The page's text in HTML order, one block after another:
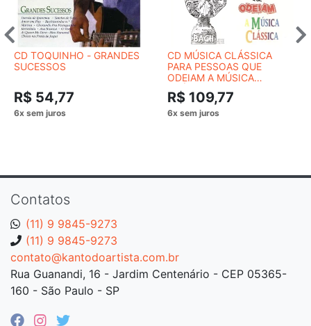
CD TOQUINHO - GRANDES
SUCESSOS
R$ 54,77
CD MÚSICA CLÁSSICA
PARA PESSOAS QUE
ODEIAM A MÚSICA
CLÁSSICA
R$ 109,77
Contatos
(11) 9 9845-9273
(11) 9 9845-9273
contato@kantodoartista.com.br
Rua Guanandi, 16 - Jardim Centenário - CEP 05365-
160 - São Paulo - SP